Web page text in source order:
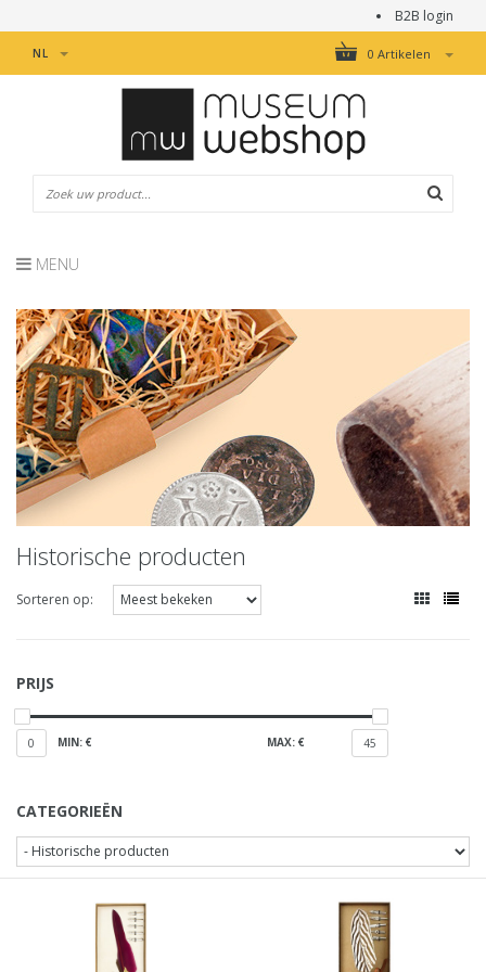
B2B login
0 Artikelen
NL
MENU
Historische producten
Sorteren op:
PRIJS
0 MIN: € MAX: € 45
CATEGORIEËN